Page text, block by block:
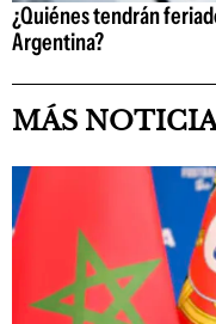
¿Quiénes tendrán
Argentina?
MÁS